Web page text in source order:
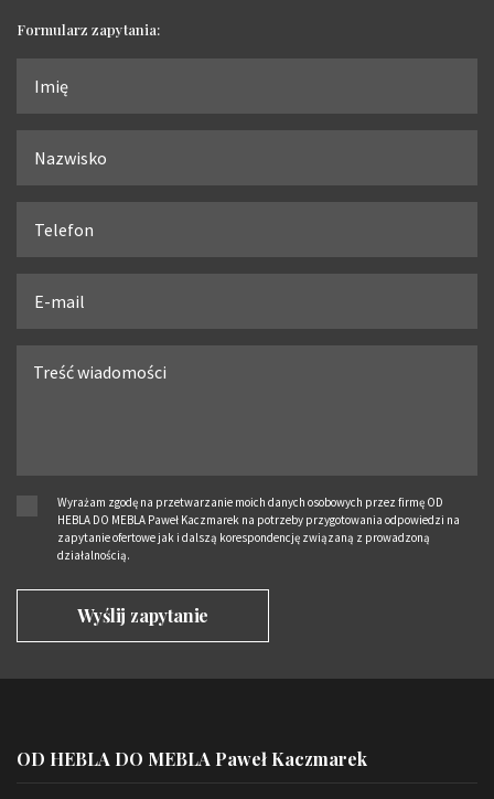
Formularz zapytania:
Wyrażam zgodę na przetwarzanie moich danych osobowych przez firmę OD
HEBLA DO MEBLA Paweł Kaczmarek na potrzeby przygotowania odpowiedzi na
zapytanie ofertowe jak i dalszą korespondencję związaną z prowadzoną
działalnością.
OD HEBLA DO MEBLA Paweł Kaczmarek